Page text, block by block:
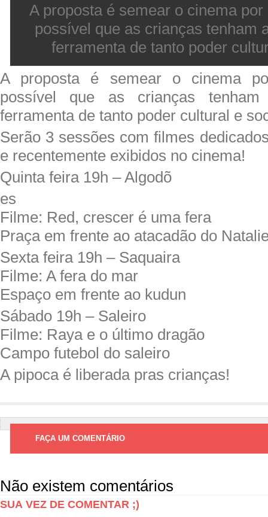
A proposta é semear o cinema
possível que as crianças tenham
ferramenta de tanto poder
A proposta é semear o cinema
possível que as crianças
ferramenta de tanto poder cultural e
Serão 3 sessões com filmes
e recentemente exibidos no cinema!
Quinta feira 19h – Algodõ
es
Filme: Red, crescer é uma fera
Praça em frente ao atacadão do
Sexta feira 19h – Saquaira
Filme: A fera do mar
Espaço em frente ao kudun
Sábado 19h – Saleiro
Filme: Raya e o último dragão
Campo futebol do saleiro
A pipoca é liberada pras crianças!
FAÇA UM COMENTÁRIO
Não existem comentários
SUA VEZ DE COMENTAR ;)